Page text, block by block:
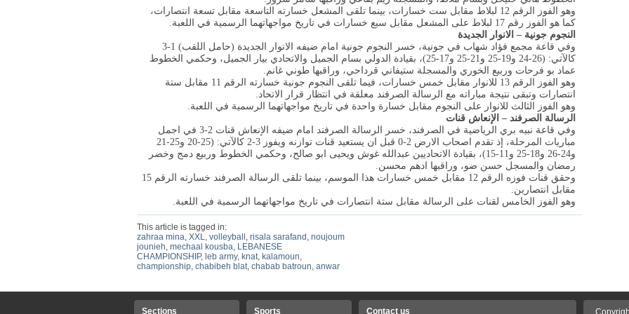
وهو الفوز الرقم 12 لبلاط مقابل ست خسارات، بينما تلقى المشعل خسارته التاسعة مقابل تسعة انتصارات،
كما هو الفوز رقم 17 لبلاط على المشعل مقابل سبع خسارات في تاريخ مواجهاتهما الرسمية في اللعبة.
النجوم جونية – الانوار الجديدة
وفي قاعة مجمع فؤاد شهاب في جونية، خسر النجوم جونية امام ضيفه الانوار الجديدة (حامل اللقب) 1-3
كالآتي: (26-24 و19-25 و21-25 و17-25)، بقيادة الدولي بسام الجميل والاتحادي بيار الجميل، وحكمي الخطوط
عماد بو فرحات وربيع الخوري والمسجلة ستيفاني قرداحي، وراقبها طوني غانم.
وهو الفوز الرقم 13 للانوار مقابل خمس خسارات، فيما تلقى النجوم جونية خسارته الرقم 11 مقابل ستة
انتصارات وتبقى نتيجة مباراته مع الرسالة الصرفند معلقة في انتظار قرار الاتحاد.
وهو الفوز الثالث للانوار على النجوم مقابل خسارة واحدة في تاريخ مواجهاتهما الرسمية في اللعبة.
الرسالة الصرفند – الإنعاش قنات
وفي قاعة نبيه بري الرياضية في الصرفند، خسر الرسالة الصرفند امام ضيفه الإنعاش قنات 2-3 في اجمل
مباريات المرحلة، إذ تقدم اصحاب الارض 2-0 قبل ان يستعيد قنات توازنه ويفوز 3-2 كالآتي: (25-20 و25-21
و24-26 و18-25 و11-15)، بقيادة الاتحاديين عبدالله غوش ويحيى ابو صالح، وحكمي الخطوط وربيع دمج وخضر
رمضان والمسجل حسن ضو، وراقبها ادهم محسن.
وحقق قنات فوزه الرقم 12 مقابل خمس خسارات هذا الموسم، بينما تلقى الرسالة الصرفند خسارته الرقم 15
مقابل انتصارين.
وهو الفوز الخامس لقنات على الرسالة مقابل ستة انتصارات في تاريخ مواجهاتهما الرسمية في اللعبة.
This article is tagged in:
zahraa mina, XXL, volleyball , risala sarafand , noujoum
jounieh, mechaal kousba, LEBANESE
CHAMPIONSHIP, leb army, knat, kalamoun,
championship, chabibeh blat, chabab batroun, anwar
Sections Sports Contact us